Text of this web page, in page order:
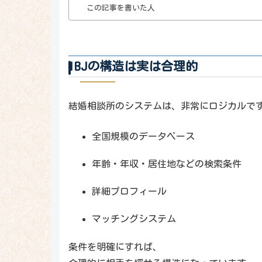
この記事を書いた人
IBJの構造は実は合理的
結婚相談所のシステムは、非常にロジカルで
全国規模のデータベース
年齢・年収・居住地などの検索条件
詳細プロフィール
マッチングシステム
条件を明確にすれば、